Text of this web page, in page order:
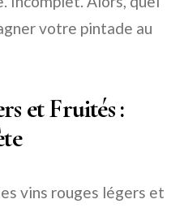
votre pintade au
et Fruités :
vins rouges légers et